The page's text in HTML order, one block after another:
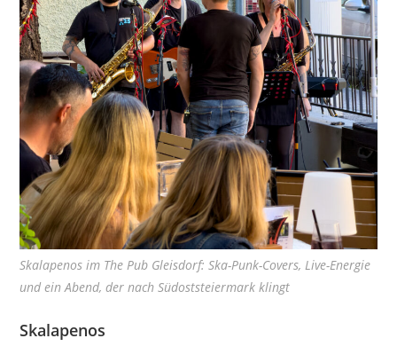
Skalapenos im The Pub Gleisdorf: Ska-Punk-Covers, Live-Energie
und ein Abend, der nach Südoststeiermark klingt
Skalapenos